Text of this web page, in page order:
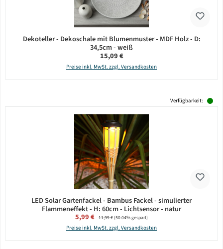
Dekoteller - Dekoschale mit Blumenmuster - MDF Holz - D:
34,5cm - weiß
Regulärer Preis:
15,09 €
Preise inkl. MwSt. zzgl. Versandkosten
Verfügbarkeit:
LED Solar Gartenfackel - Bambus Fackel - simulierter
Flammeneffekt - H: 60cm - Lichtsensor - natur
Verkaufspreis:
5,99 € Regulärer Preis:
11,99 €(50.04% gespart)
Preise inkl. MwSt. zzgl. Versandkosten